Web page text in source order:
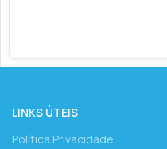
LINKS ÚTEIS
Política Privacidade